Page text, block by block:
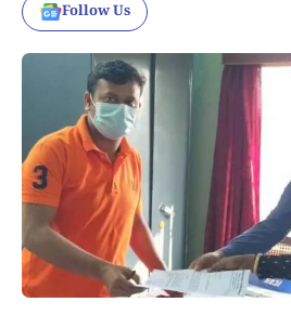
Follow Us